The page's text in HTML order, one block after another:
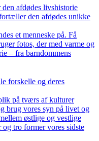
afdødes livshistorie
den afdødes unikke
et menneske på. Få
fotos, der med varme og
– fra barndommens
forskelle og deres
på tværs af kulturer
brug vores syn på livet og
østlige og vestlige
tro former vores sidste